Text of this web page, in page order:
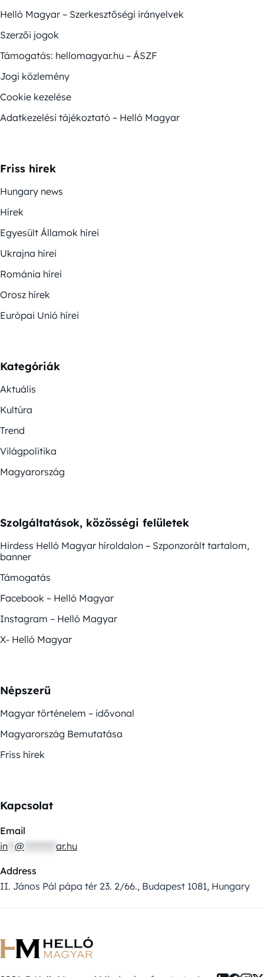
Helló Magyar – Szerkesztőségi irányelvek
Szerzői jogok
Támogatás: hellomagyar.hu – ÁSZF
Jogi közlemény
Cookie kezelése
Adatkezelési tájékoztató – Helló Magyar
Friss hírek
Hungary news
Hírek
Egyesült Államok hírei
Ukrajna hírei
Románia hírei
Orosz hírek
Európai Unió hírei
Kategóriák
Aktuális
Kultúra
Trend
Világpolitika
Magyarország
Szolgáltatások, közösségi felületek
Hirdess Helló Magyar híroldalon – Szponzorált tartalom,
banner
Támogatás
Facebook – Helló Magyar
Instagram – Helló Magyar
X- Helló Magyar
Népszerű
Magyar történelem – idővonal
Magyarország Bemutatása
Friss hírek
Kapcsolat
Email
in @ ar.hu
Address
II. János Pál pápa tér 23. 2/66., Budapest 1081, Hungary